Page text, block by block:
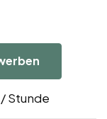
/ Stunde